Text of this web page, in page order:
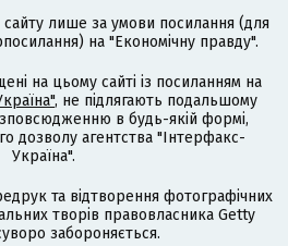
сайту лише за умови посилання (для
на "Економічну правду".
на цьому сайті із посиланням на
, не підлягають подальшому
в будь-якій формі,
дозволу агентства "Інтерфакс-
Україна".
та відтворення фотографічних
творів правовласника Getty
забороняється.